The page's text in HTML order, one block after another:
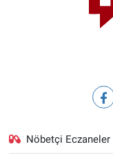
Nöbetçi Eczaneler